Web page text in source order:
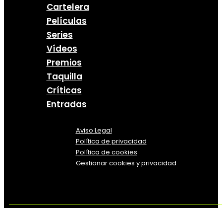
Cartelera
Películas
Series
Vídeos
Premios
Taquilla
Críticas
Entradas
Aviso Legal
Política de privacidad
Política de cookies
Gestionar cookies y privacidad